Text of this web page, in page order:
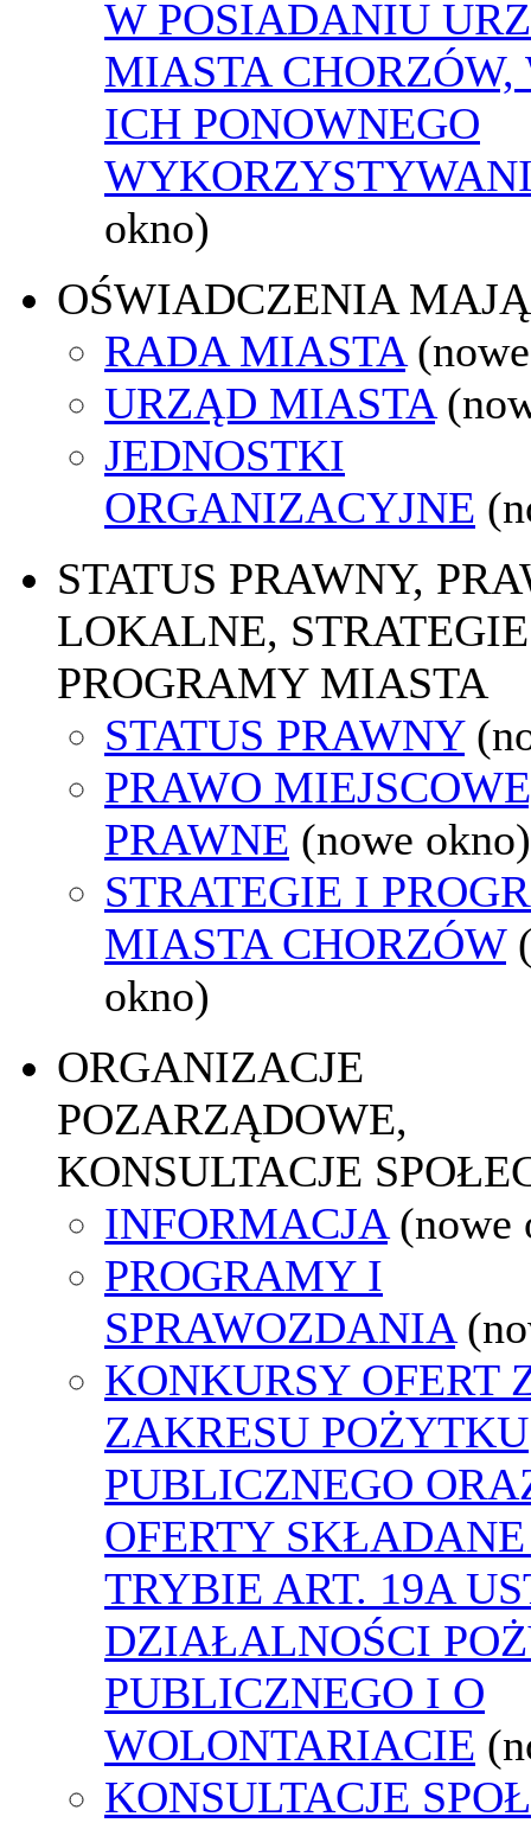
W POSIADANIU
MIASTA CHORZÓW,
ICH PONOWNEGO
okno)
OŚWIADCZENIA
RADA MIASTA
URZĄD MIASTA
JEDNOSTKI
ORGANIZACYJNE
STATUS PRAWNY,
LOKALNE,
PROGRAMY MIASTA
STATUS PRAWNY
PRAWO
PRAWNE (nowe okno)
STRATEGIE I
MIASTA CHORZÓW
okno)
ORGANIZACJE
POZARZĄDOWE,
KONSULTACJE
INFORMACJA (nowe
PROGRAMY I
SPRAWOZDANIA
KONKURSY OFERT
ZAKRESU POŻYTKU
PUBLICZNEGO
OFERTY
TRYBIE ART. 19A
DZIAŁALNOŚCI
PUBLICZNEGO I O
WOLONTARIACIE
KONSULTACJE